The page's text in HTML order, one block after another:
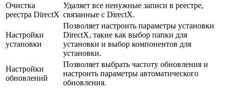
Очистка
реестра DirectX
Удаляет все ненужные записи в реестре,
связанные с DirectX.
Настройки
установки
Позволяет настроить параметры установки
DirectX, такие как выбор папки для
установки и выбор компонентов для
установки.
Настройки
обновлений
Позволяет выбрать частоту обновления и
настроить параметры автоматического
обновления.